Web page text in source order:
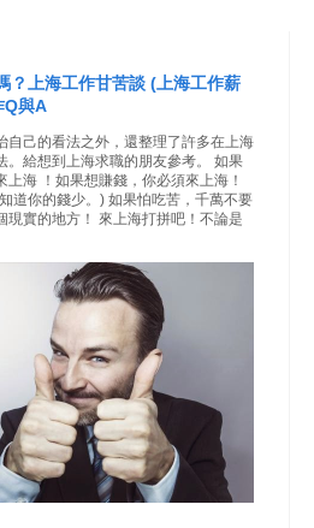
？上海工作甘苦談 (上海工作薪
Q與A
自己的看法之外，還整理了許多在上海
。給想到上海求職的朋友參考。 如果
上海 ！如果想賺錢，你必須來上海！
道你的錢少。) 如果怕吃苦，千萬不要
現實的地方！ 來上海打拼吧！不論是